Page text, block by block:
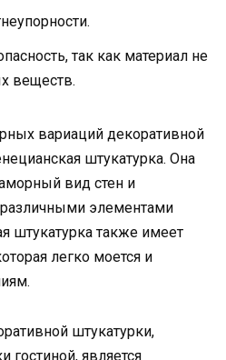
так как материал не
веществ.
вариаций декоративной
штукатурка. Она
вид стен и
различными элементами
штукатурка также имеет
легко моется и
штукатурки,
гостиной, является